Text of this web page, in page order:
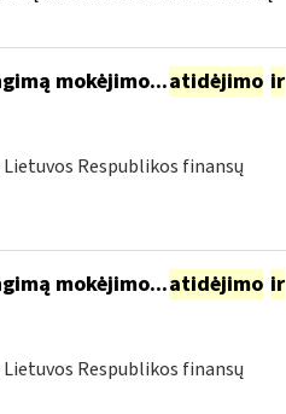
mokėjimo...atidėjimo ir
Respublikos finansų
mokėjimo...atidėjimo ir
Respublikos finansų